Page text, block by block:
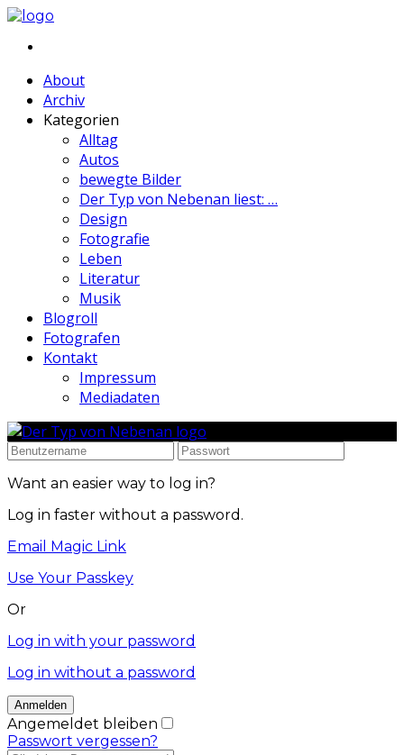
About
Archiv
Kategorien
Alltag
Autos
bewegte Bilder
Der Typ von Nebenan liest: …
Design
Fotografie
Leben
Literatur
Musik
Blogroll
Fotografen
Kontakt
Impressum
Mediadaten
Want an easier way to log in?
Log in faster without a password.
Email Magic Link
Use Your Passkey
Or
Log in with your password
Log in without a password
Angemeldet bleiben
Passwort vergessen?